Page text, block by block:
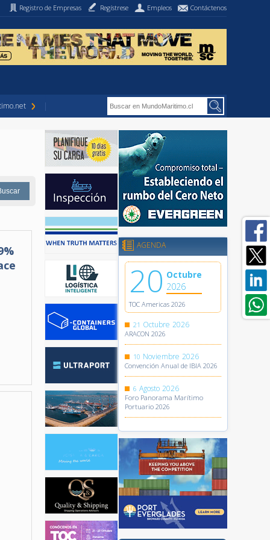
Registro de Empresas Regístrese Empleos Contáctenos
AGENDA
20 Octubre
2026
TOC Americas 2026
21 Octubre 2026
ARACON 2026
10 Noviembre 2026
Convención Anual de IBIA 2026
6 Agosto 2026
Foro Panorama Marítimo
Portuario 2026